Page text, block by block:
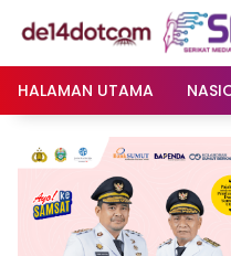
HALAMAN UTAMA